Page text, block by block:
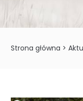
Strona główna >